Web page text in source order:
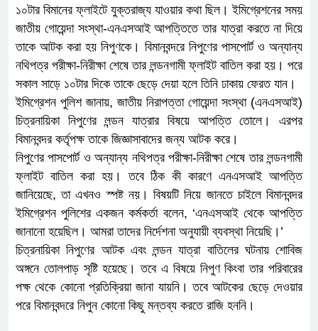
১০টার বিমানের ফ্লাইটে যুক্তরাজ্য যাওয়ার কথা ছিল। ইমিগ্রেশনের সময়
জাতীয় গোয়েন্দা সংস্থা-এনএসআই আপত্তিতে তার যাত্রা করতে না দিয়ে
তাকে আটক করা হয় নিপুণকে। বিমানবন্দরে নিপুণের পাসপোর্ট ও অন্যান্য
নথিপত্র পরীক্ষা-নিরীক্ষা শেষে তার লন্ডনগামী ফ্লাইট বাতিল করা হয়। পরে
সকাল সাড়ে ১০টার দিকে তাকে ছেড়ে দেয়া হলে তিনি ঢাকায় ফেরত যান।
ইমিগ্রেশন পুলিশ জানায়, জাতীয় নিরাপত্তা গোয়েন্দা সংস্থা (এনএসআই)
চিত্রনায়িকা নিপুণের লন্ডন যাত্রার বিষয়ে আপত্তি তোলে। এরপর
বিমানবন্দর কর্তৃপক্ষ তাকে জিজ্ঞাসাবাদের জন্য আটক করে।
নিপুণের পাসপোর্ট ও অন্যান্য নথিপত্র পরীক্ষা-নিরীক্ষা শেষে তার লন্ডনগামী
ফ্লাইট বাতিল করা হয়। তবে ঠিক কী কারণে এনএসআই আপত্তি
জানিয়েছে, তা এখনও স্পষ্ট নয়। বিষয়টি নিয়ে জানতে চাইলে বিমানবন্দর
ইমিগ্রেশন পুলিশের একজন কর্মকর্তা বলেন, ‘এনএসআই থেকে আপত্তি
জানানো হয়েছিল। আমরা তাদের নির্দেশনা অনুযায়ী ব্যবস্থা নিয়েছি।’
চিত্রনায়িকা নিপুণের আটক এবং লন্ডন যাত্রা বাতিলের ঘটনায় শোবিজ
অঙ্গনে তোলপাড় সৃষ্টি হয়েছে। তবে এ বিষয়ে নিপুণ কিংবা তার পরিবারের
পক্ষ থেকে কোনো প্রতিক্রিয়া জানা যায়নি। তবে আটকের ছেড়ে দেওয়ার
পরে বিমানবন্দরে নিপুন কোনো কিছু মন্তব্য করতে রাজি হননি।